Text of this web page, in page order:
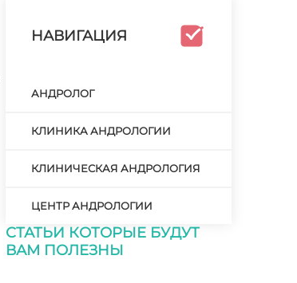
НАВИГАЦИЯ
АНДРОЛОГ
КЛИНИКА АНДРОЛОГИИ
КЛИНИЧЕСКАЯ АНДРОЛОГИЯ
ЦЕНТР АНДРОЛОГИИ
СТАТЬИ КОТОРЫЕ БУДУТ
ВАМ ПОЛЕЗНЫ